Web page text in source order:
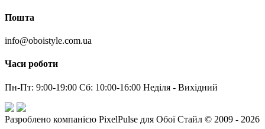
Пошта
info@oboistyle.com.ua
Часи роботи
Пн-Пт: 9:00-19:00 Сб: 10:00-16:00 Неділя - Вихідний
Разроблено компанією PixelPulse для Обої Стайл © 2009 - 2026